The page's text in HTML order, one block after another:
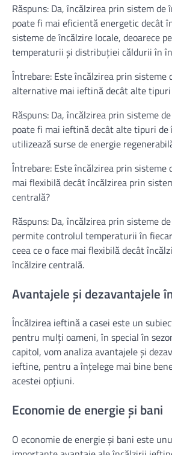
Răspuns: Da, încălzirea prin sistem de
poate fi mai eficientă energetic decât
sisteme de încălzire locale, deoarece
temperaturii și distribuției căldurii în
Întrebare: Este încălzirea prin sisteme
alternative mai ieftină decât alte tipuri
Răspuns: Da, încălzirea prin sisteme
poate fi mai ieftină decât alte tipuri de
utilizează surse de energie
Întrebare: Este încălzirea prin sisteme
mai flexibilă decât încălzirea prin
centrală?
Răspuns: Da, încălzirea prin sisteme
permite controlul temperaturii în
ceea ce o face mai flexibilă decât
încălzire centrală.
Avantajele și dezavantajele
Încălzirea ieftină a casei este un
pentru mulți oameni, în special în
capitol, vom analiza avantajele și
ieftine, pentru a înțelege mai bine
acestei opțiuni.
Economie de energie și bani
O economie de energie și bani este